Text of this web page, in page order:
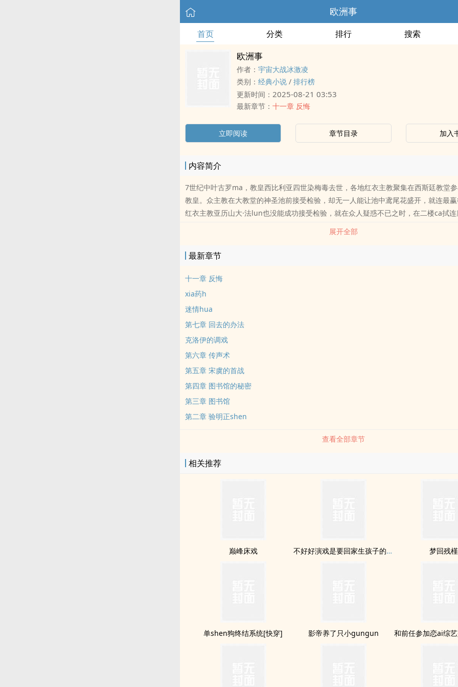
欧洲事
首页 分类 排行 搜索
欧洲事
作者： 宇宙大战冰激凌
类别： 经典小说 / 排行榜
更新时间： 2025-08-21 03:53
最新章节： 十一章 反悔
立即阅读 章节目录 加入
内容简介
7世纪中叶古罗ma，教皇西比利亚四世染梅毒去世，各地红衣主教聚集在西斯廷教堂
教皇。众主教在大教堂的神圣池前接受检验，却无一人能让池中鸢尾花盛开，就连最
红衣主教亚历山大·法lun也没能成功接受检验，就在众人疑惑不已之时，在二楼ca拭
奥利维亚不慎掉ru水池，在场的红衣主教惊奇的发现，池中的鸢尾花竟然盛开了。女主
shen到了陷ru昏迷的奥利维亚shen上。作为上帝的旨意，她成为了教皇的接班人，并
得知回到现实世界的唯一办法是每个月的七号与高级魔法师zuoai来提升自shen魔法力
药的低级魔法师??不断被下药的无qing禁yu大主教1v1甜h，西幻， 架空历史，剧qing
nei容来自作者高压下的胡思luan想，如有雷同纯属雷同。作者正chu于高压阶段，写
展开全部
最新章节
十一章 反悔
xia药h
迷情hua
第七章 回去的办法
克洛伊的调戏
第六章 传声术
第五章 宋虞的首战
第四章 图书馆的秘密
第三章 图书馆
第二章 验明正shen
查看全部章节
相关推荐
巅峰床戏 不好好演戏是要回家生孩子的[重生] 梦回残槿
单shen狗终结系统[快穿] 影帝养了只小gungun 和前任参加恋ai综